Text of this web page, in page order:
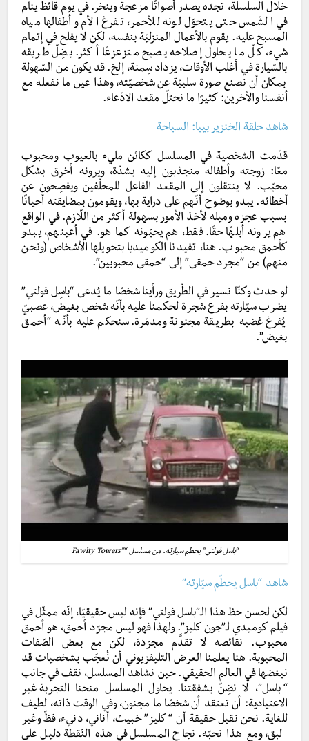
خلال السلسلة، تجده يصدر أصواتًا مزعجة وينخر. في يوم قائظ ينام
في الشّمس حتى يتحوّل لونه للأحمر، تفرغ الأم وأطفالها مياه
المسبح عليه. يقوم بالأعمال المنزليّة بنفسه، لكن لا يفلح في إتمام
شيء، كلّ ما يحاول إصلاحه يصبح متزعزعًا أكثر. يضِلّ طريقه
بالسّيارة في أغلب الأوقات، يزداد سِمنة، إلخ. قد يكون من السّهولة
بمكان أن نصنع صورة سلبيّة عن شخصيّته، وهذا عين ما نفعله مع
أنفسنا والأخرين: كثيرًا ما نحتلّ مقعد الادّعاء.
شاهد حلقة الخنزير بيبا: السباحة
قدّمت الشخصية في المسلسل ككائن مليء بالعيوب ومحبوب
معًا: زوجته وأطفاله منجذبون إليه بشدّة، ويرونه أخرق بشكل
محبّب. لا ينتقلون إلى المقعد الفاعل للمحلّفين ويفصِحون عن
أخطائه. يبدو بوضوح أنّهم على دراية بها، ويقومون بمضايقته أحيانًا
بسبب عجزه وميله لأخذ الأمور بسهولة أكثر من اللّازم. في الواقع
هم يرونه أبلهًا حقًا. فقط، هم يحبّونه كما هو. في أعينهم، يبدو
كأحمق محبوب. هنا، تفيدنا الكوميديا بتحويلها الأشخاص (ونحن
منهم) من “مجرد حمقى” إلى “حمقى محبوبين”.
لو حدث وكنّا نسير في الطّريق ورأينا شخصًا ما يُدعى “باسِل فولتي”
يضرب سيّارته بفرع شجرة لحكمنا عليه بأنّه شخص بغيض، عصبيّ
يُفرغ غضبه بطريقة مجنونة ومدمّرة. سنحكم عليه بأنّه “أحمق
بغيض”.
“باسل فولتي” يحطم سيارته. من مسلسل “”Fawlty Towers
شاهد “باسل يحطّم سيّارته”
لكن لحسن حظ هذا الـ”باسل فولتي” فإنه ليس حقيقيّا، إنّه ممثّل في
فيلم كوميدي لـ”جون كليز”. ولهذا فهو ليس مجرّد أحمق، هو أحمق
محبوب. نقائصه لا تقدَّم مجرّدة، لكن مع بعض الصّفات
المحبوبة. هنا يعلمنا العرض التليفزيوني أن نُعجَب بشخصيات قد
نبغضها في العالم الحقيقي. حين نشاهد المسلسل، نقف في جانب
“باسل”، لا نضِنّ بشفقتنا. يحاول المسلسل منحنا التجربة غير
الاعتيادية: أن تعتقد أن شخصًا ما مجنون، وفي الوقت ذاته، لطيف
للغاية. نحن نقبل حقيقة أن “كليز” خبيث، أناني، دنيء، فظّ وغير
لبق، ومع هذا نحبّه. نجاح المسلسل في هذه النّقطة دليل على